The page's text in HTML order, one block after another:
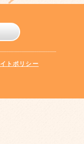
トポリシー